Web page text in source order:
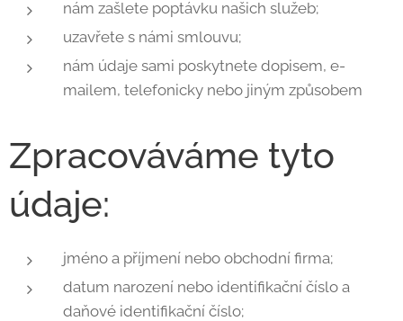
nám zašlete poptávku našich služeb;
uzavřete s námi smlouvu;
nám údaje sami poskytnete dopisem, e-
mailem, telefonicky nebo jiným způsobem
Zpracováváme tyto
údaje:
jméno a příjmení nebo obchodní firma;
datum narození nebo identifikační číslo a
daňové identifikační číslo;